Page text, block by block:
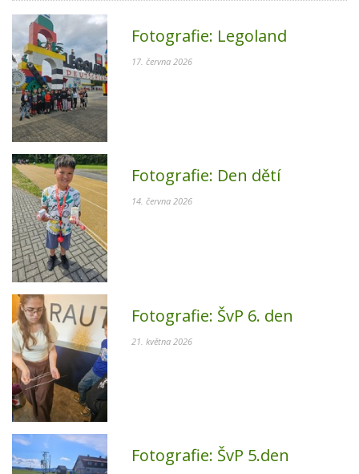
Fotografie: Legoland
17. června 2026
Fotografie: Den dětí
14. června 2026
Fotografie: ŠvP 6. den
21. května 2026
Fotografie: ŠvP 5.den